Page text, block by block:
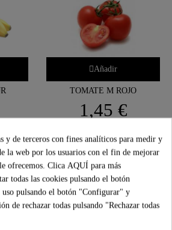
Añadir
TOMATE M ROJO
1,45 €
y de terceros con fines analíticos para medir y
la web por los usuarios con el fin de mejorar
ofrecemos. Clica AQUÍ para más
todas las cookies pulsando el botón
pulsando el botón "Configurar" y
de rechazar todas pulsando "Rechazar todas